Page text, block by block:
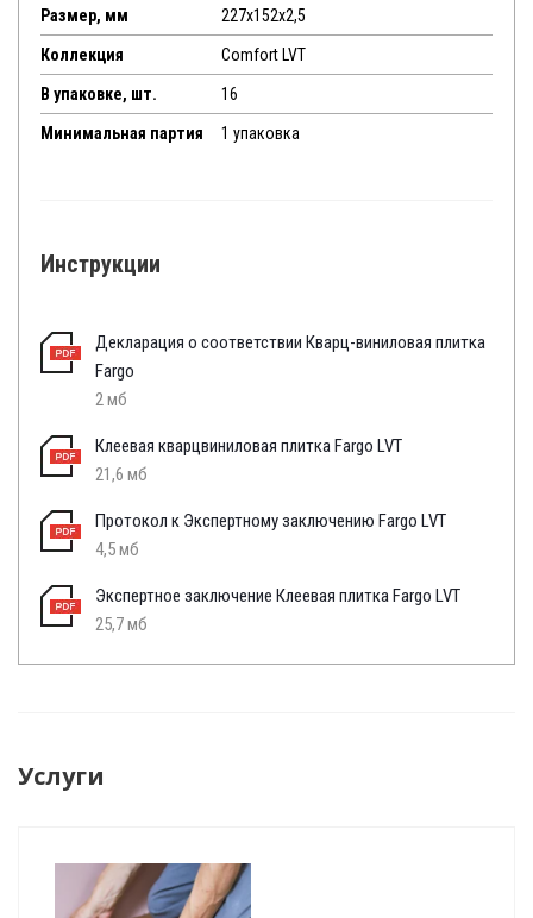
Размер, мм 227х152х2,5
Коллекция Comfort LVT
В упаковке, шт. 16
Минимальная партия 1 упаковка
Инструкции
Декларация о соответствии Кварц-виниловая плитка
Fargo
2 мб
Клеевая кварцвиниловая плитка Fargo LVT
21,6 мб
Протокол к Экспертному заключению Fargo LVT
4,5 мб
Экспертное заключение Клеевая плитка Fargo LVT
25,7 мб
Услуги